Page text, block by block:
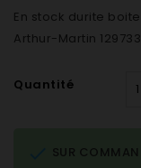
En stock durite
Arthur-Martin
Quantité
SUR